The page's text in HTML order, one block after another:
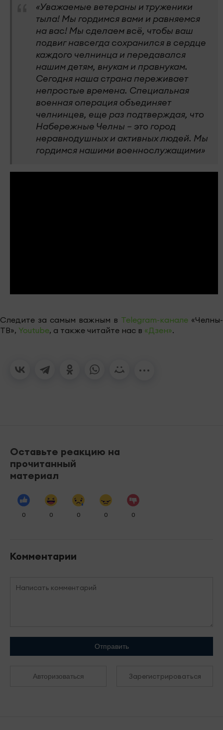
«Уважаемые ветераны и труженики
тыла! Мы гордимся вами и равняемся
на вас! Мы сделаем всё, чтобы ваш
подвиг навсегда сохранился в сердце
каждого челнинца и передавался
нашим детям, внукам и правнукам.
Сегодня наша страна переживает
непростые времена. Специальная
военная операция объединяет
челнинцев, еще раз подтверждая, что
Набережные Челны – это город
неравнодушных и активных людей. Мы
гордимся нашими военнослужащими»
Следите за самым важным в Telegram-канале «Челны-
ТВ», Youtube, а также читайте нас в «Дзен».
Оставьте реакцию на
прочитанный
материал
0 0 0 0 0
Комментарии
Отправить
Авторизоваться Зарегистрироваться